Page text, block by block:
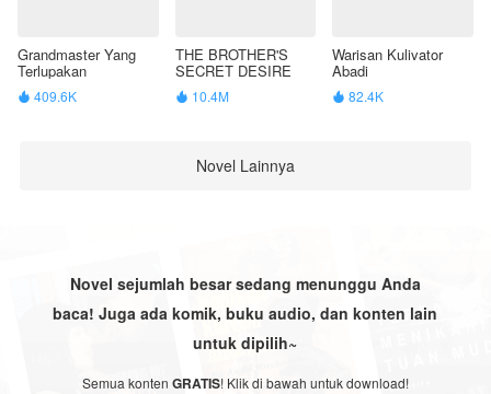
Grandmaster Yang
Terlupakan
 409.6K
THE BROTHER'S
SECRET DESIRE
 10.4M
Warisan Kulivator
Abadi
 82.4K
Novel Lainnya
Novel sejumlah besar sedang menunggu Anda
baca! Juga ada komik, buku audio, dan konten lain
untuk dipilih~
Semua konten GRATIS! Klik di bawah untuk download!